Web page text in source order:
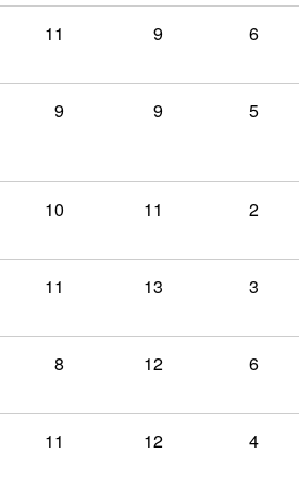
11 9 6
9 9 5
10 11 2
11 13 3
8 12 6
11 12 4